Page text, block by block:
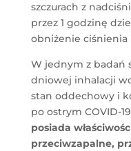
szczurach z
przez 1 godzinę
obniżenie ciśnienia
W jednym z badań
dniowej inhalacji
stan oddechowy i
po ostrym COVID-
posiada
przeciwzapalne,